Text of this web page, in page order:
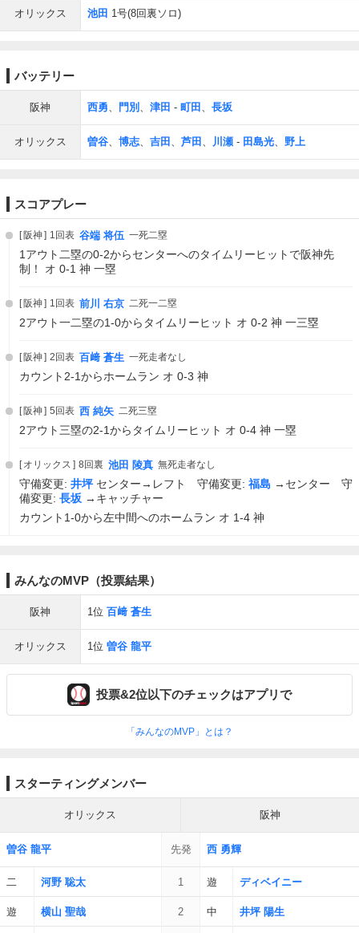
オリックス 池田 1号(8回裏ソロ)
バッテリー
阪神 西勇、 門別 、 津田 - 町田 、 長坂
オリックス 曽谷、 博志、 吉田 、 芦田 、 川瀬 - 田島光、 野上
スコアプレー
阪神 1回表 谷端 将伍 一死二塁
1アウト二塁の0-2からセンターへのタイムリーヒットで阪神先
制！ オ 0-1 神 一塁
阪神 1回表 前川 右京 二死一二塁
2アウト一二塁の1-0からタイムリーヒット オ 0-2 神 一三塁
阪神 2回表 百﨑 蒼生 一死走者なし
カウント2-1からホームラン オ 0-3 神
阪神 5回表 西 純矢 二死三塁
2アウト三塁の2-1からタイムリーヒット オ 0-4 神 一塁
オリックス 8回裏 池田 陵真 無死走者なし
守備変更: 井坪センター→レフト 守備変更: 福島 →センター 守
備変更: 長坂 →キャッチャー
カウント1-0から左中間へのホームラン オ 1-4 神
みんなのMVP（投票結果）
阪神 1位 百﨑 蒼生
オリックス 1位 曽谷 龍平
投票&2位以下のチェックはアプリで
「みんなのMVP」とは？
スターティングメンバー
オリックス 阪神
曽谷 龍平 先発 西 勇輝
二 河野 聡太 1 遊 ディベイニー
遊 横山 聖哉 2 中 井坪 陽生